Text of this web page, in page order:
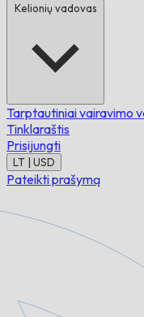
Kelionių vadovas
Tarptautiniai vairavimo
Tinklaraštis
Prisijungti
LT | USD
Pateikti prašymą